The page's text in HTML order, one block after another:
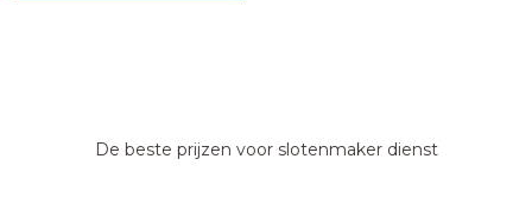
De beste prijzen voor slotenmaker dienst